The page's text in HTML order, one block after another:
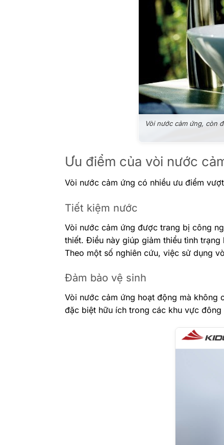
Vòi nước cảm ứng, còn
Ưu điểm của vòi nước
Vòi nước cảm ứng có nhiều ưu điểm
Tiết kiệm nước
Vòi nước cảm ứng được trang bị công
thiết. Điều này giúp giảm thiểu tình
Theo một số nghiên cứu, việc sử dụng
Đảm bảo vệ sinh
Vòi nước cảm ứng hoạt động mà không
đặc biệt hữu ích trong các khu vực